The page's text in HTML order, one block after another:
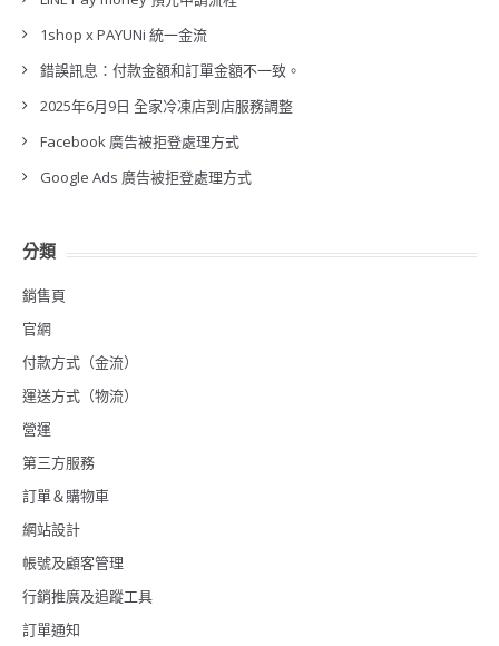
1shop x PAYUNi 統一金流
錯誤訊息：付款金額和訂單金額不一致。
2025年6月9日 全家冷凍店到店服務調整
Facebook 廣告被拒登處理方式
Google Ads 廣告被拒登處理方式
分類
銷售頁
官網
付款方式（金流）
運送方式（物流）
營運
第三方服務
訂單＆購物車
網站設計
帳號及顧客管理
行銷推廣及追蹤工具
訂單通知